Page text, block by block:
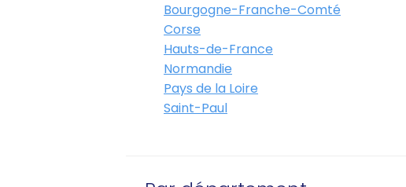
Bourgogne-Franche-Comté
Corse
Hauts-de-France
Normandie
Pays de la Loire
Saint-Paul